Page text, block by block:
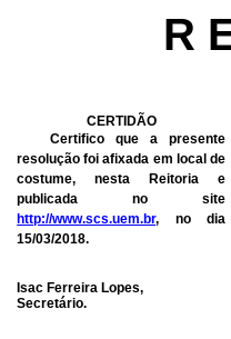
R
CERTIDÃO
Certifico que a presente
resolução foi afixada em local de
costume, nesta Reitoria e
publicada no site
http://www.scs.uem.br, no dia
15/03/2018.
Isac Ferreira Lopes,
Secretário.